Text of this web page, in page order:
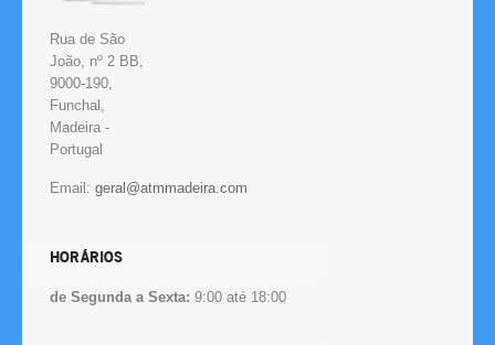
Rua de São
João, nº 2 BB,
9000-190,
Funchal,
Madeira -
Portugal
Email:
HORÁRIOS
de Segunda a Sexta: 9:00 até 18:00